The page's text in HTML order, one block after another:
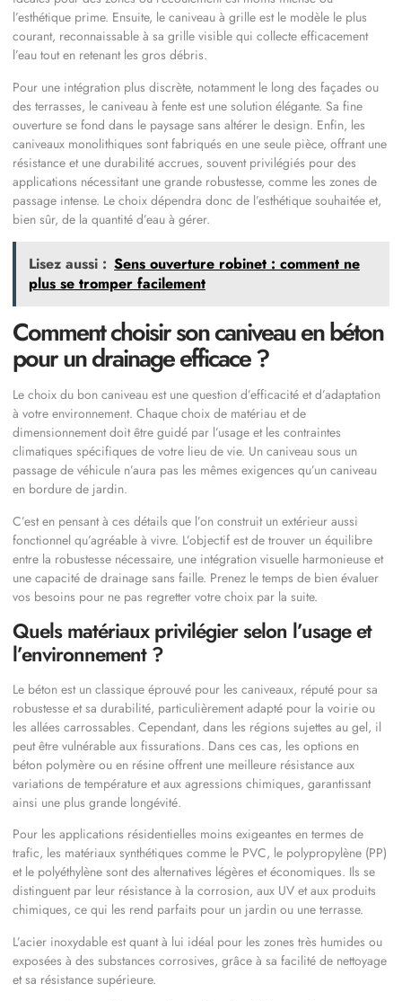
l’esthétique prime. Ensuite, le caniveau à grille est le modèle le plus
courant, reconnaissable à sa grille visible qui collecte efficacement
l’eau tout en retenant les gros débris.
Pour une intégration plus discrète, notamment le long des façades ou
des terrasses, le caniveau à fente est une solution élégante. Sa fine
ouverture se fond dans le paysage sans altérer le design. Enfin, les
caniveaux monolithiques sont fabriqués en une seule pièce, offrant une
résistance et une durabilité accrues, souvent privilégiés pour des
applications nécessitant une grande robustesse, comme les zones de
passage intense. Le choix dépendra donc de l’esthétique souhaitée et,
bien sûr, de la quantité d’eau à gérer.
Lisez aussi : Sens ouverture robinet : comment ne
plus se tromper facilement
Comment choisir son caniveau en béton
pour un drainage efficace ?
Le choix du bon caniveau est une question d’efficacité et d’adaptation
à votre environnement. Chaque choix de matériau et de
dimensionnement doit être guidé par l’usage et les contraintes
climatiques spécifiques de votre lieu de vie. Un caniveau sous un
passage de véhicule n’aura pas les mêmes exigences qu’un caniveau
en bordure de jardin.
C’est en pensant à ces détails que l’on construit un extérieur aussi
fonctionnel qu’agréable à vivre. L’objectif est de trouver un équilibre
entre la robustesse nécessaire, une intégration visuelle harmonieuse et
une capacité de drainage sans faille. Prenez le temps de bien évaluer
vos besoins pour ne pas regretter votre choix par la suite.
Quels matériaux privilégier selon l’usage et
l’environnement ?
Le béton est un classique éprouvé pour les caniveaux, réputé pour sa
robustesse et sa durabilité, particulièrement adapté pour la voirie ou
les allées carrossables. Cependant, dans les régions sujettes au gel, il
peut être vulnérable aux fissurations. Dans ces cas, les options en
béton polymère ou en résine offrent une meilleure résistance aux
variations de température et aux agressions chimiques, garantissant
ainsi une plus grande longévité.
Pour les applications résidentielles moins exigeantes en termes de
trafic, les matériaux synthétiques comme le PVC, le polypropylène (PP)
et le polyéthylène sont des alternatives légères et économiques. Ils se
distinguent par leur résistance à la corrosion, aux UV et aux produits
chimiques, ce qui les rend parfaits pour un jardin ou une terrasse.
L’acier inoxydable est quant à lui idéal pour les zones très humides ou
exposées à des substances corrosives, grâce à sa facilité de nettoyage
et sa résistance supérieure.